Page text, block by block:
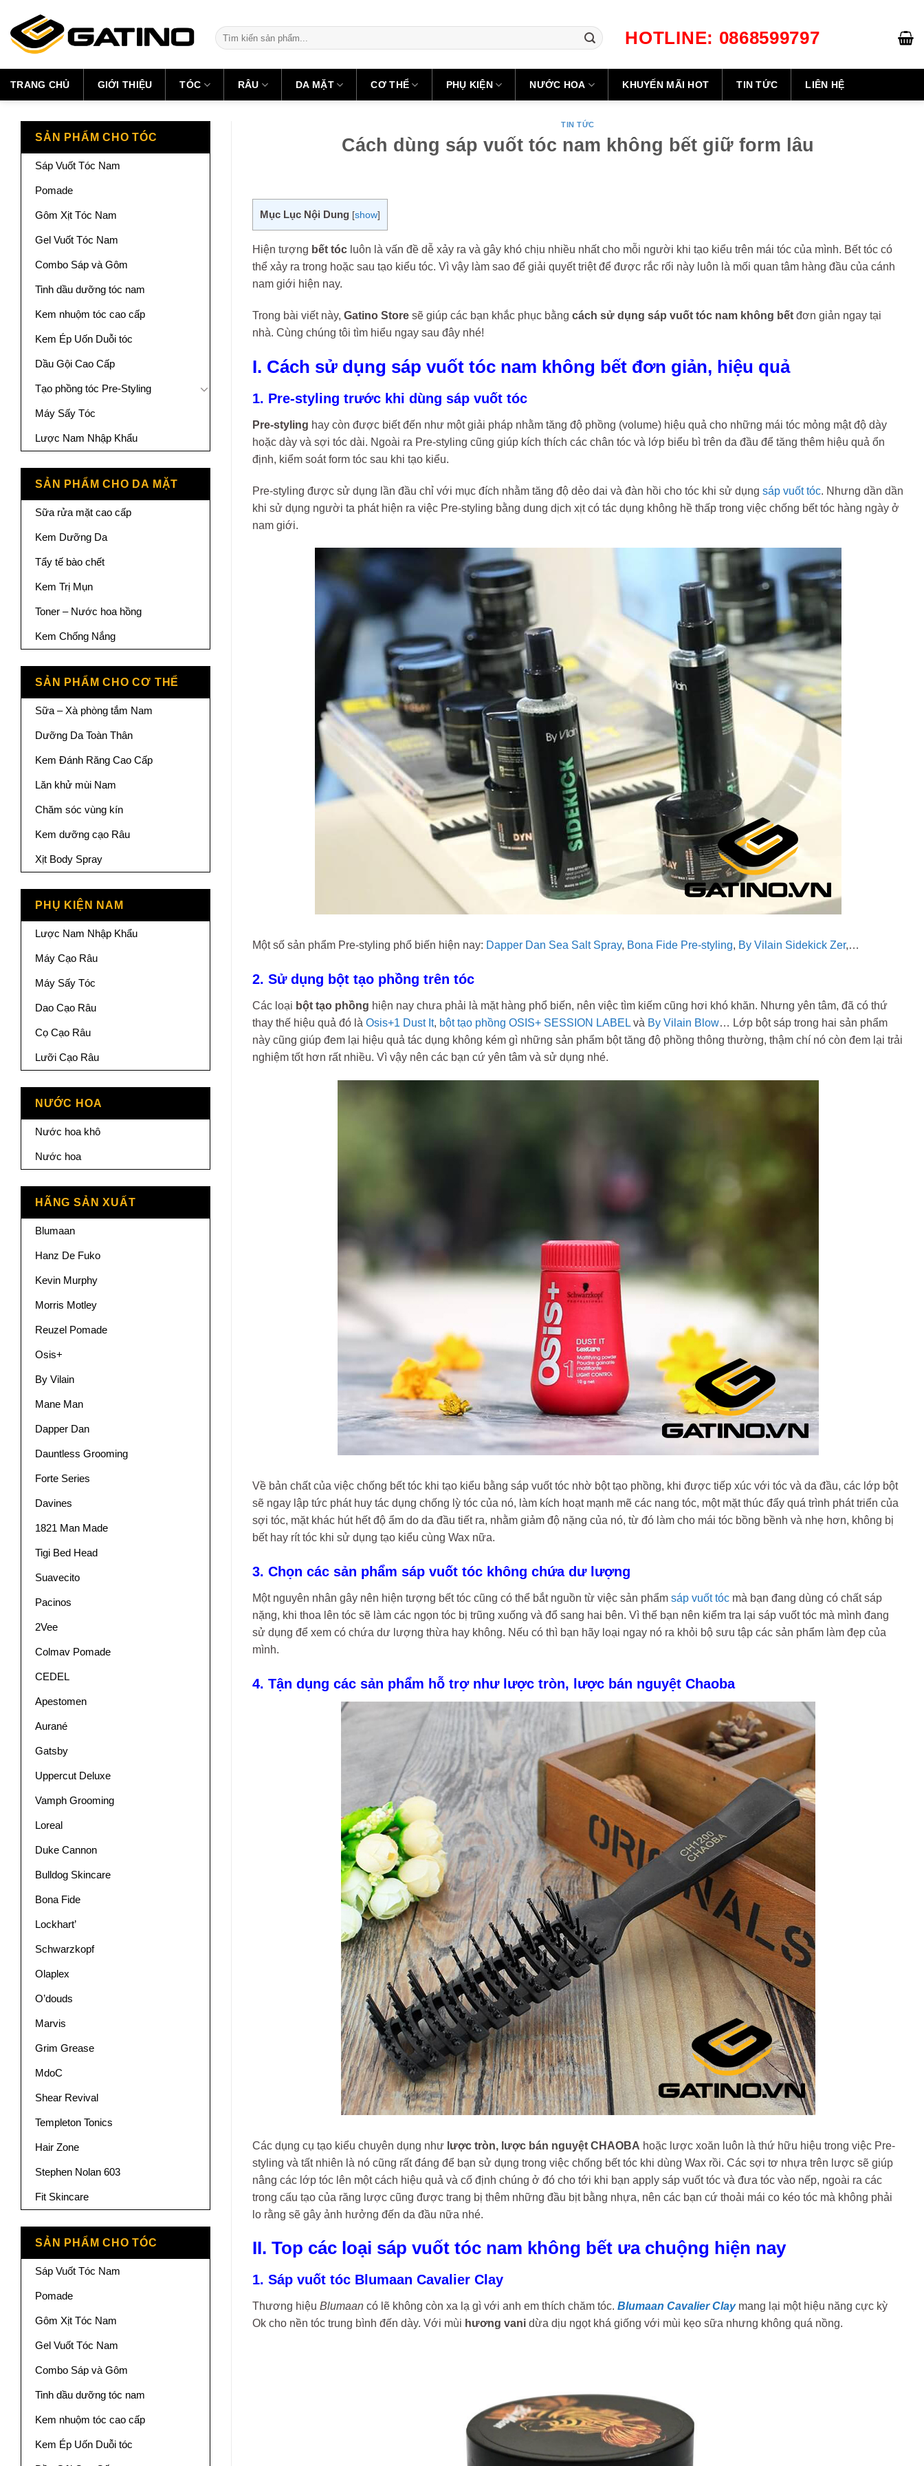
content
Tìm
kiếm:
HOTLINE: 0868599797
TRANG CHỦ GIỚI THIỆU TÓC RÂU DA MẶT CƠ THỂ PHỤ KIỆN NƯỚC HOA KHUYẾN MÃI HOT TIN TỨC LIÊN HỆ
SẢN PHẨM CHO TÓC
Sáp Vuốt Tóc Nam
Pomade
Gôm Xịt Tóc Nam
Gel Vuốt Tóc Nam
Combo Sáp và Gôm
Tinh dầu dưỡng tóc nam
Kem nhuộm tóc cao cấp
Kem Ép Uốn Duỗi tóc
Dầu Gội Cao Cấp
Tạo phồng tóc Pre-Styling
Máy Sấy Tóc
Lược Nam Nhập Khẩu
SẢN PHẨM CHO DA MẶT
Sữa rửa mặt cao cấp
Kem Dưỡng Da
Tẩy tế bào chết
Kem Trị Mụn
Toner – Nước hoa hồng
Kem Chống Nắng
SẢN PHẨM CHO CƠ THỂ
Sữa – Xà phòng tắm Nam
Dưỡng Da Toàn Thân
Kem Đánh Răng Cao Cấp
Lăn khử mùi Nam
Chăm sóc vùng kín
Kem dưỡng cạo Râu
Xịt Body Spray
PHỤ KIỆN NAM
Lược Nam Nhập Khẩu
Máy Cạo Râu
Máy Sấy Tóc
Dao Cạo Râu
Cọ Cạo Râu
Lưỡi Cạo Râu
NƯỚC HOA
Nước hoa khô
Nước hoa
HÃNG SẢN XUẤT
Blumaan
Hanz De Fuko
Kevin Murphy
Morris Motley
Reuzel Pomade
Osis+
By Vilain
Mane Man
Dapper Dan
Dauntless Grooming
Forte Series
Davines
1821 Man Made
Tigi Bed Head
Suavecito
Pacinos
2Vee
Colmav Pomade
CEDEL
Apestomen
Aurané
Gatsby
Uppercut Deluxe
Vamph Grooming
Loreal
Duke Cannon
Bulldog Skincare
Bona Fide
Lockhart’
Schwarzkopf
Olaplex
O’douds
Marvis
Grim Grease
MdoC
Shear Revival
Templeton Tonics
Hair Zone
Stephen Nolan 603
Fit Skincare
SẢN PHẨM CHO TÓC
Sáp Vuốt Tóc Nam
Pomade
Gôm Xịt Tóc Nam
Gel Vuốt Tóc Nam
Combo Sáp và Gôm
Tinh dầu dưỡng tóc nam
Kem nhuộm tóc cao cấp
Kem Ép Uốn Duỗi tóc
TIN TỨC
Cách dùng sáp vuốt tóc nam không bết giữ form lâu
Mục Lục Nội Dung [show]
Hiện tượng bết tóc luôn là vấn đề dễ xảy ra và gây khó chịu nhiều nhất cho mỗi người khi tạo kiểu trên mái tóc của mình. Bết tóc có
thể xảy ra trong hoặc sau tạo kiểu tóc. Vì vậy làm sao để giải quyết triệt để được rắc rối này luôn là mối quan tâm hàng đầu của cánh
nam giới hiện nay.
Trong bài viết này, Gatino Store sẽ giúp các bạn khắc phục bằng cách sử dụng sáp vuốt tóc nam không bết đơn giản ngay tại
nhà. Cùng chúng tôi tìm hiểu ngay sau đây nhé!
I. Cách sử dụng sáp vuốt tóc nam không bết đơn giản, hiệu quả
1. Pre-styling trước khi dùng sáp vuốt tóc
Pre-styling hay còn được biết đến như một giải pháp nhằm tăng độ phồng (volume) hiệu quả cho những mái tóc mỏng mật độ dày
hoặc dày và sợi tóc dài. Ngoài ra Pre-styling cũng giúp kích thích các chân tóc và lớp biểu bì trên da đầu để tăng thêm hiệu quả ổn
định, kiểm soát form tóc sau khi tạo kiểu.
Pre-styling được sử dụng lần đầu chỉ với mục đích nhằm tăng độ dẻo dai và đàn hồi cho tóc khi sử dụng sáp vuốt tóc. Nhưng dần dần
khi sử dụng người ta phát hiện ra việc Pre-styling bằng dung dịch xịt có tác dụng không hề thấp trong việc chống bết tóc hàng ngày ở
nam giới.
Một số sản phẩm Pre-styling phổ biến hiện nay: Dapper Dan Sea Salt Spray, Bona Fide Pre-styling, By Vilain Sidekick Zer,…
2. Sử dụng bột tạo phồng trên tóc
Các loại bột tạo phồng hiện nay chưa phải là mặt hàng phổ biến, nên việc tìm kiếm cũng hơi khó khăn. Nhưng yên tâm, đã có thứ
thay thế hiệu quả đó là Osis+1 Dust It, bột tạo phồng OSIS+ SESSION LABEL và By Vilain Blow… Lớp bột sáp trong hai sản phẩm
này cũng giúp đem lại hiệu quả tác dụng không kém gì những sản phẩm bột tăng độ phồng thông thường, thậm chí nó còn đem lại trải
nghiệm tốt hơn rất nhiều. Vì vậy nên các bạn cứ yên tâm và sử dụng nhé.
Về bản chất của việc chống bết tóc khi tạo kiểu bằng sáp vuốt tóc nhờ bột tạo phồng, khi được tiếp xúc với tóc và da đầu, các lớp bột
sẽ ngay lập tức phát huy tác dụng chống lỳ tóc của nó, làm kích hoạt mạnh mẽ các nang tóc, một mặt thúc đẩy quá trình phát triển của
sợi tóc, mặt khác hút hết độ ẩm do da đầu tiết ra, nhằm giảm độ nặng của nó, từ đó làm cho mái tóc bồng bềnh và nhẹ hơn, không bị
bết hay rít tóc khi sử dụng tạo kiểu cùng Wax nữa.
3. Chọn các sản phẩm sáp vuốt tóc không chứa dư lượng
Một nguyên nhân gây nên hiện tượng bết tóc cũng có thể bắt nguồn từ việc sản phẩm sáp vuốt tóc mà bạn đang dùng có chất sáp
nặng, khi thoa lên tóc sẽ làm các ngọn tóc bị trũng xuống và đổ sang hai bên. Vì thế bạn nên kiểm tra lại sáp vuốt tóc mà mình đang
sử dụng để xem có chứa dư lượng thừa hay không. Nếu có thì bạn hãy loại ngay nó ra khỏi bộ sưu tập các sản phẩm làm đẹp của
mình.
4. Tận dụng các sản phẩm hỗ trợ như lược tròn, lược bán nguyệt Chaoba
Các dụng cụ tạo kiểu chuyên dụng như lược tròn, lược bán nguyệt CHAOBA hoặc lược xoăn luôn là thứ hữu hiệu trong việc Pre-
styling và tất nhiên là nó cũng rất đáng để bạn sử dụng trong việc chống bết tóc khi dùng Wax rồi. Các sợi tơ nhựa trên lược sẽ giúp
nâng các lớp tóc lên một cách hiệu quả và cố định chúng ở đó cho tới khi bạn apply sáp vuốt tóc và đưa tóc vào nếp, ngoài ra các
trong cấu tạo của răng lược cũng được trang bị thêm những đầu bịt bằng nhựa, nên các bạn cứ thoải mái co kéo tóc mà không phải
lo rằng sẽ gây ảnh hưởng đến da đầu nữa nhé.
II. Top các loại sáp vuốt tóc nam không bết ưa chuộng hiện nay
1. Sáp vuốt tóc Blumaan Cavalier Clay
Thương hiệu Blumaan có lẽ không còn xa lạ gì với anh em thích chăm tóc. Blumaan Cavalier Claymang lại một hiệu năng cực kỳ
Ok cho nền tóc trung bình đến dày. Với mùi hương vani dừa dịu ngọt khá giống với mùi kẹo sữa nhưng không quá nồng.